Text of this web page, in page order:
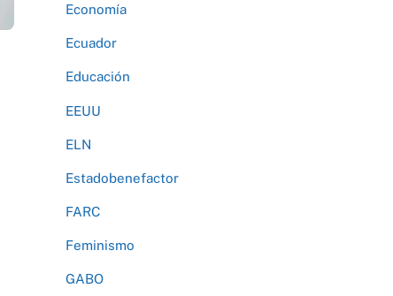
Economía
Ecuador
Educación
EEUU
ELN
Estadobenefactor
FARC
Feminismo
GABO